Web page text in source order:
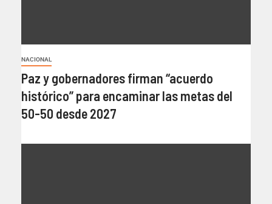
NACIONAL
Paz y gobernadores firman “acuerdo
histórico” para encaminar las metas del
50-50 desde 2027